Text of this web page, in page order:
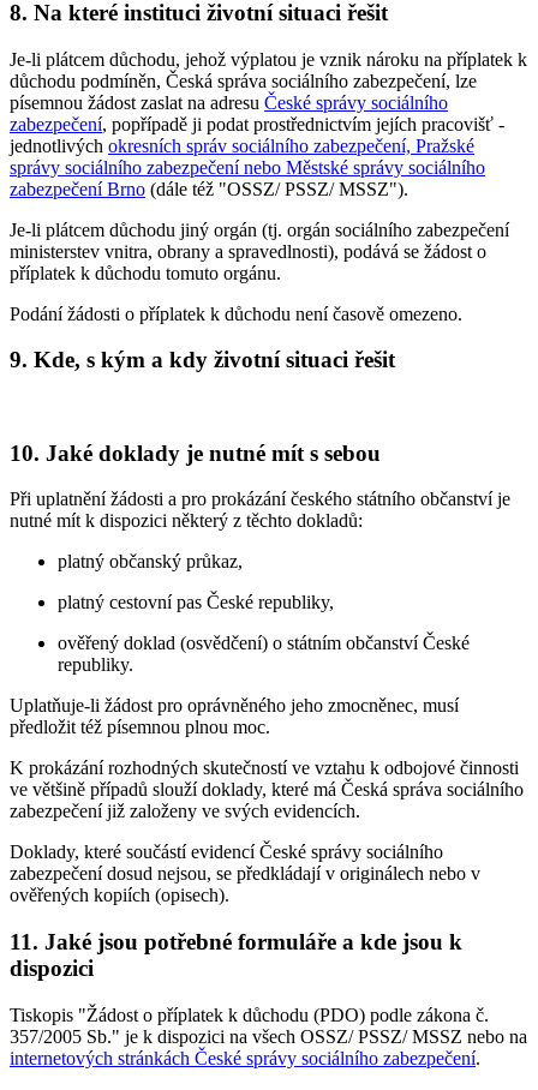
8. Na které instituci životní situaci řešit
Je-li plátcem důchodu, jehož výplatou je vznik nároku na příplatek k
důchodu podmíněn, Česká správa sociálního zabezpečení, lze
písemnou žádost zaslat na adresu České správy sociálního
zabezpečení, popřípadě ji podat prostřednictvím jejích pracovišť -
jednotlivých okresních správ sociálního zabezpečení, Pražské
správy sociálního zabezpečení nebo Městské správy sociálního
zabezpečení Brno (dále též "OSSZ/ PSSZ/ MSSZ").
Je-li plátcem důchodu jiný orgán (tj. orgán sociálního zabezpečení
ministerstev vnitra, obrany a spravedlnosti), podává se žádost o
příplatek k důchodu tomuto orgánu.
Podání žádosti o příplatek k důchodu není časově omezeno.
9. Kde, s kým a kdy životní situaci řešit
10. Jaké doklady je nutné mít s sebou
Při uplatnění žádosti a pro prokázání českého státního občanství je
nutné mít k dispozici některý z těchto dokladů:
platný občanský průkaz,
platný cestovní pas České republiky,
ověřený doklad (osvědčení) o státním občanství České
republiky.
Uplatňuje-li žádost pro oprávněného jeho zmocněnec, musí
předložit též písemnou plnou moc.
K prokázání rozhodných skutečností ve vztahu k odbojové činnosti
ve většině případů slouží doklady, které má Česká správa sociálního
zabezpečení již založeny ve svých evidencích.
Doklady, které součástí evidencí České správy sociálního
zabezpečení dosud nejsou, se předkládají v originálech nebo v
ověřených kopiích (opisech).
11. Jaké jsou potřebné formuláře a kde jsou k
dispozici
Tiskopis "Žádost o příplatek k důchodu (PDO) podle zákona č.
357/2005 Sb." je k dispozici na všech OSSZ/ PSSZ/ MSSZ nebo na
internetových stránkách České správy sociálního zabezpečení.